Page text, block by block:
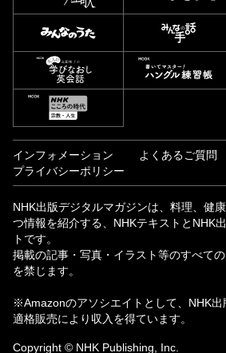
インフォメーション よくあるご質問
プライバシーポリシー
NHK出版デジタルマガジンは、料理、健
つ情報を紹介する、NHKテキストとNHK
トです。
掲載の記事・写真・イラスト等のすべて
を禁じます。
※Amazonのアソシエイトとして、NHK出
適格販売により収入を得ています。
Copyright © NHK Publishing, Inc.